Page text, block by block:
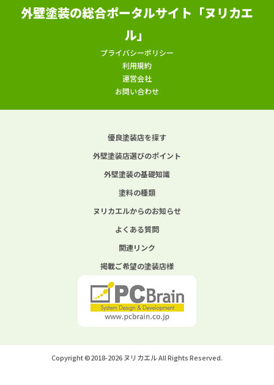
外壁塗装の総合ポータルサイト「ヌリカエ
ル」
プライバシーポリシー
利用規約
運営会社
お問い合わせ
優良塗装店を探す
外壁塗装店選びのポイント
外壁塗装の基礎知識
塗料の種類
ヌリカエルからのお知らせ
よくある質問
関連リンク
掲載ご希望の塗装店様
Copyright ©2018-2026 ヌリカエル All Rights Reserved.